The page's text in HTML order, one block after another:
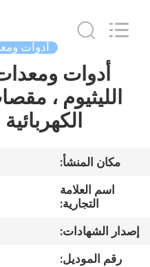
الصفحة
الرئيسية
معلومات
جولة
Electromechanical
Co.,Ltd..
أدوات
أدوات
الليثيوم ،
الكهربائية 25 مم SK5
مكان المنشأ:
اسم العلامة
التجارية:
إصدار الشهادات:
رقم الموديل: